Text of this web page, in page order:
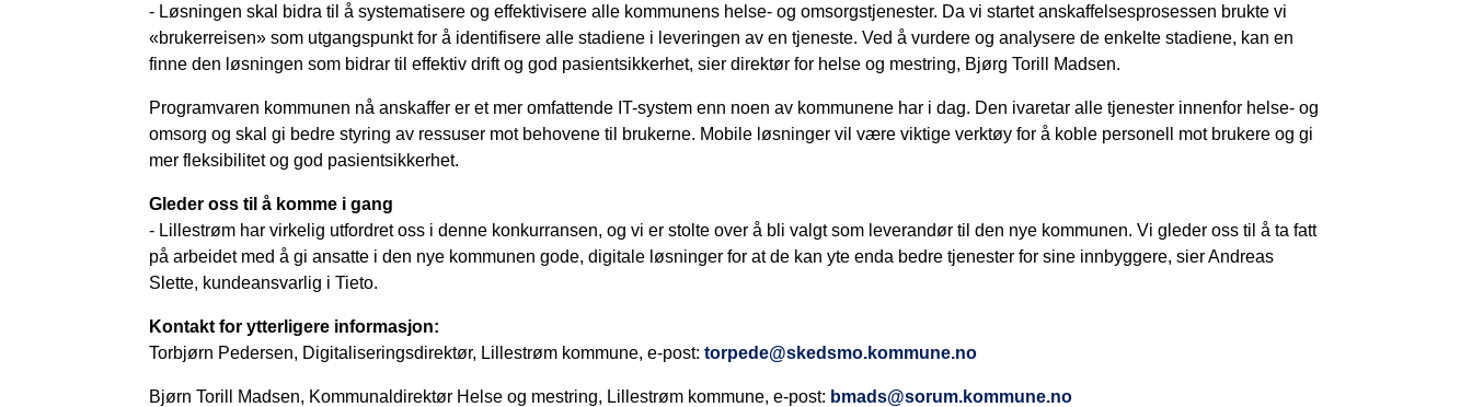
- Løsningen skal bidra til å systematisere og effektivisere alle kommunens helse- og omsorgstjenester. Da vi startet anskaffelsesprosessen brukte vi
«brukerreisen» som utgangspunkt for å identifisere alle stadiene i leveringen av en tjeneste. Ved å vurdere og analysere de enkelte stadiene, kan en
finne den løsningen som bidrar til effektiv drift og god pasientsikkerhet, sier direktør for helse og mestring, Bjørg Torill Madsen.
Programvaren kommunen nå anskaffer er et mer omfattende IT-system enn noen av kommunene har i dag. Den ivaretar alle tjenester innenfor helse- og
omsorg og skal gi bedre styring av ressuser mot behovene til brukerne. Mobile løsninger vil være viktige verktøy for å koble personell mot brukere og gi
mer fleksibilitet og god pasientsikkerhet.
Gleder oss til å komme i gang
- Lillestrøm har virkelig utfordret oss i denne konkurransen, og vi er stolte over å bli valgt som leverandør til den nye kommunen. Vi gleder oss til å ta fatt
på arbeidet med å gi ansatte i den nye kommunen gode, digitale løsninger for at de kan yte enda bedre tjenester for sine innbyggere, sier Andreas
Slette, kundeansvarlig i Tieto.
Kontakt for ytterligere informasjon:
Torbjørn Pedersen, Digitaliseringsdirektør, Lillestrøm kommune, e-post: torpede@skedsmo.kommune.no
Bjørn Torill Madsen, Kommunaldirektør Helse og mestring, Lillestrøm kommune, e-post: bmads@sorum.kommune.no